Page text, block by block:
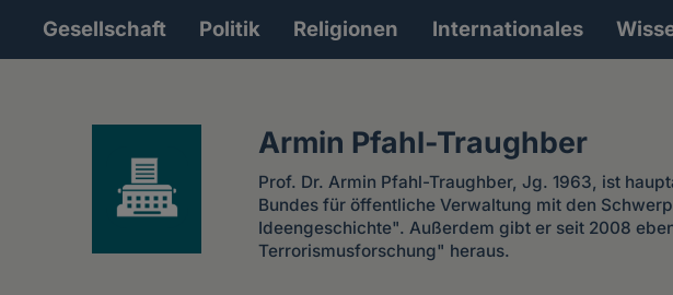
Volltextsuche
Hauptnavigation
Gesellschaft Politik Religionen Internationales
Armin Pfahl-Traughber
Prof. Dr. Armin Pfahl-Traughber, Jg. 1963, ist
Bundes für öffentliche Verwaltung mit den
Ideengeschichte". Außerdem gibt er seit 2008
Terrorismusforschung" heraus.